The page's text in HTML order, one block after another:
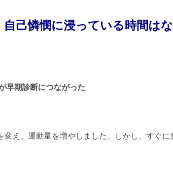
己憐憫に浸っている時間は
早期診断につながった
え、運動量を増やしました。しかし、すぐ